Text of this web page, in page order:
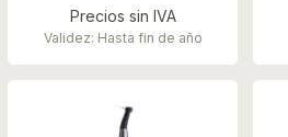
Precios sin IVA
Validez: Hasta fin de año